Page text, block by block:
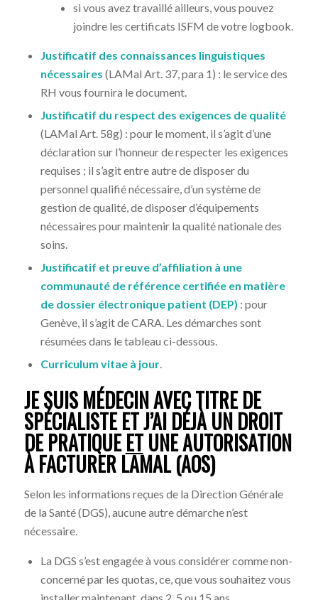
si vous avez travaillé ailleurs, vous pouvez
joindre les certificats ISFM de votre logbook.
Justificatif des connaissances linguistiques
nécessaires (LAMal Art. 37, para 1) : le service des
RH vous fournira le document.
Justificatif du respect des exigences de qualité
(LAMal Art. 58g) : pour le moment, il s’agit d’une
déclaration sur l’honneur de respecter les exigences
requises ; il s’agit entre autre de disposer du
personnel qualifié nécessaire, d’un système de
gestion de qualité, de disposer d’équipements
nécessaires pour maintenir la qualité nationale des
soins.
Justificatif et preuve d’affiliation à une
communauté de référence certifiée en matière
de dossier électronique patient (DEP) : pour
Genève, il s’agit de CARA. Les démarches sont
résumées dans le tableau ci-dessous.
Curriculum vitae à jour.
JE SUIS MÉDECIN AVEC TITRE DE
SPÉCIALISTE ET J’AI DÉJÀ UN DROIT
DE PRATIQUEETUNE AUTORISATION
À FACTURER LAMAL (AOS)
Selon les informations reçues de la Direction Générale
de la Santé (DGS), aucune autre démarche n’est
nécessaire.
La DGS s’est engagée à vous considérer comme non-
concerné par les quotas, ce, que vous souhaitez vous